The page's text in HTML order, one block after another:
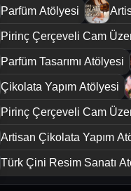
Parfüm Atölyesi
Pirinç Çerçeveli Cam
Parfüm Tasarımı Atölyesi
Çikolata Yapım Atölyesi
Pirinç Çerçeveli Cam
Artisan Çikolata Yapım
Türk Çini Resim Sanatı